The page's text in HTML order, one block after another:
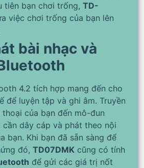
tiên bạn chơi trống, TD-
việc chơi trống của bạn lên
bài nhạc và
4.2 tích hợp mang đến cho
để luyện tập và ghi âm. Truyền
của bạn đến mô-đun
cần dây cáp và phát theo nội
bạn. Khi bạn đã sẵn sàng để
đó, TD07DMK cũng có tính
để gửi các giá trị nốt